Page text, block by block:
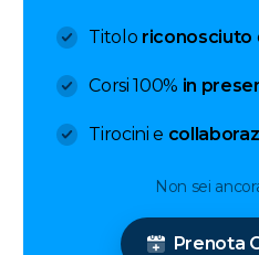
Titolo riconosciuto
Corsi 100% in
Tirocini e
Non sei
Prenota